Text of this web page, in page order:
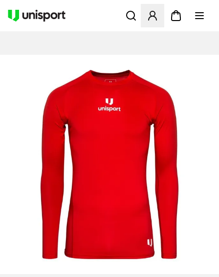
Åbner en Modal til at